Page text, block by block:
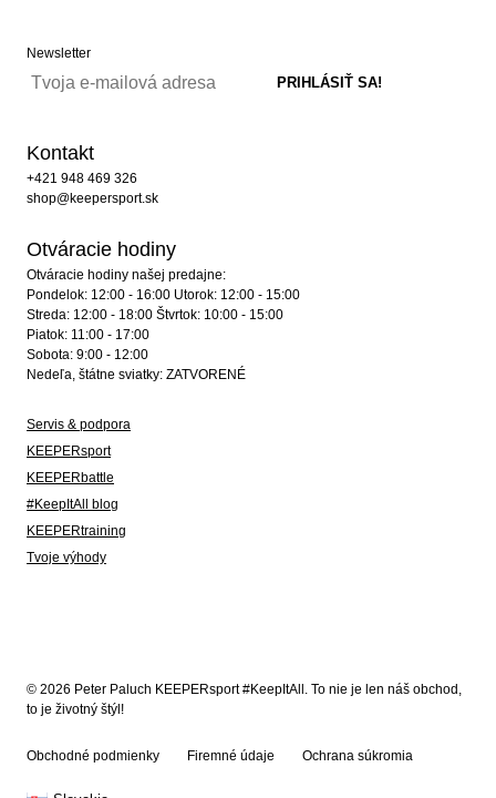
Newsletter
Kontakt
+421 948 469 326
shop@keepersport.sk
Otváracie hodiny
Otváracie hodiny našej predajne:
Pondelok: 12:00 - 16:00 Utorok: 12:00 - 15:00
Streda: 12:00 - 18:00 Štvrtok: 10:00 - 15:00
Piatok: 11:00 - 17:00
Sobota: 9:00 - 12:00
Nedeľa, štátne sviatky: ZATVORENÉ
Servis & podpora
KEEPERsport
KEEPERbattle
#KeepItAll blog
KEEPERtraining
Tvoje výhody
© 2026 Peter Paluch KEEPERsport #KeepItAll. To nie je len náš obchod,
to je životný štýl!
Obchodné podmienky Firemné údaje Ochrana súkromia